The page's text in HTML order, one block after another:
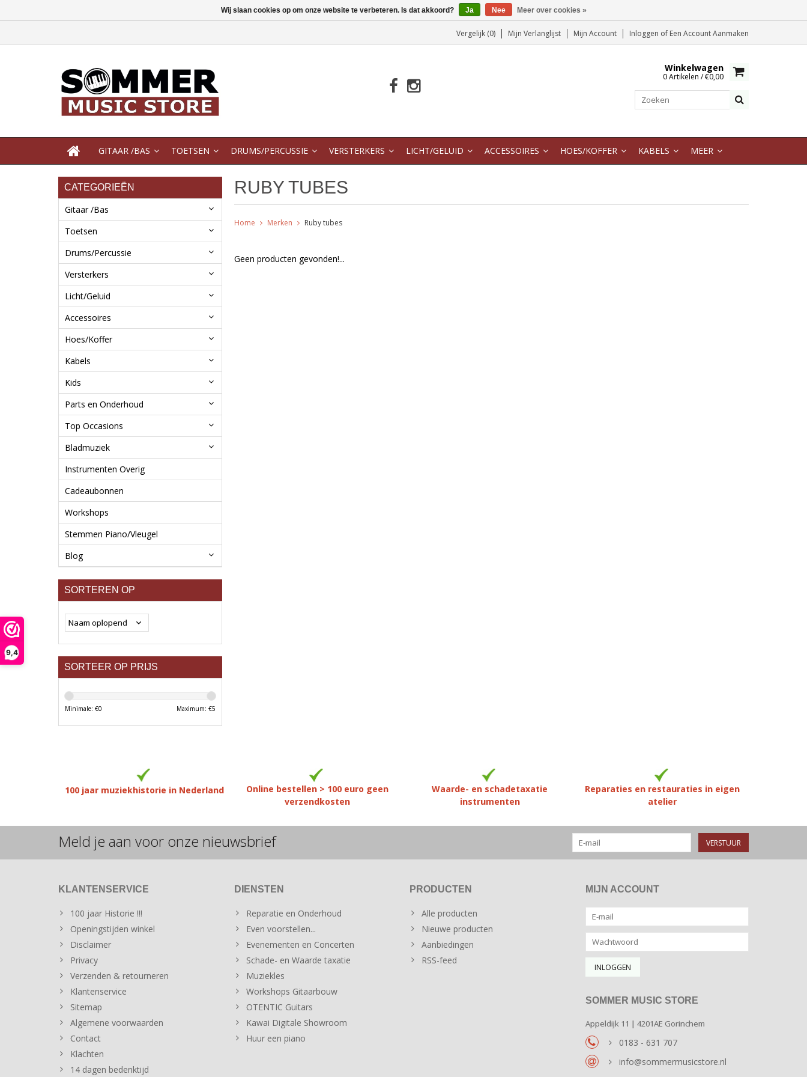
9,4
Vergelijk (0) Mijn Verlanglijst Mijn Account Inloggen of Een Account Aanmaken
Winkelwagen
0 Artikelen / €0,00
GITAAR /BAS TOETSEN DRUMS/PERCUSSIE VERSTERKERS LICHT/GELUID ACCESSOIRES HOES/KOFFER KABELS MEER
CATEGORIEËN
Gitaar /Bas
Toetsen
Drums/Percussie
Versterkers
Licht/Geluid
Accessoires
Hoes/Koffer
Kabels
Kids
Parts en Onderhoud
Top Occasions
Bladmuziek
Instrumenten Overig
Cadeaubonnen
Workshops
Stemmen Piano/Vleugel
Blog
SORTEREN OP
SORTEER OP PRIJS
Minimale: €0 Maximum: €5
RUBY TUBES
Home Merken Ruby tubes
Geen producten gevonden!...
100 jaar muziekhistorie in Nederland
Online bestellen > 100 euro geen
verzendkosten
Waarde- en schadetaxatie
instrumenten
Reparaties en restauraties in eigen
atelier
Meld je aan voor onze nieuwsbrief VERSTUUR
KLANTENSERVICE
100 jaar Historie !!!
Openingstijden winkel
Disclaimer
Privacy
Verzenden & retourneren
Klantenservice
Sitemap
Algemene voorwaarden
Contact
Klachten
14 dagen bedenktijd
DIENSTEN
Reparatie en Onderhoud
Even voorstellen...
Evenementen en Concerten
Schade- en Waarde taxatie
Muziekles
Workshops Gitaarbouw
OTENTIC Guitars
Kawai Digitale Showroom
Huur een piano
PRODUCTEN
Alle producten
Nieuwe producten
Aanbiedingen
RSS-feed
MIJN ACCOUNT
SOMMER MUSIC STORE
Appeldijk 11 | 4201AE Gorinchem
0183 - 631 707
info@sommermusicstore.nl
Wij slaan cookies op om onze website te verbeteren. Is dat akkoord? Ja Nee Meer over cookies »